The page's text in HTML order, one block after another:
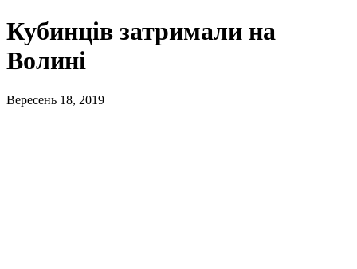
Кубинців затримали на
Волині
Вересень 18, 2019